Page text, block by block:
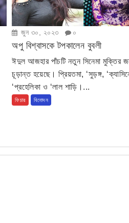
জুন ৩০, ২০২৩ ০
অপু বিশ্বাসকে টপকালেন বুবলী
ঈদুল আজহার পাঁচটি নতুন সিনেমা মুক্তির
চূড়ান্ত হয়েছে। প্রিয়তমা, ‘সুড়ঙ্গ,
‘প্রহেলিকা ও ‘লাল শাড়ি।...
ফিচার বিনোদন